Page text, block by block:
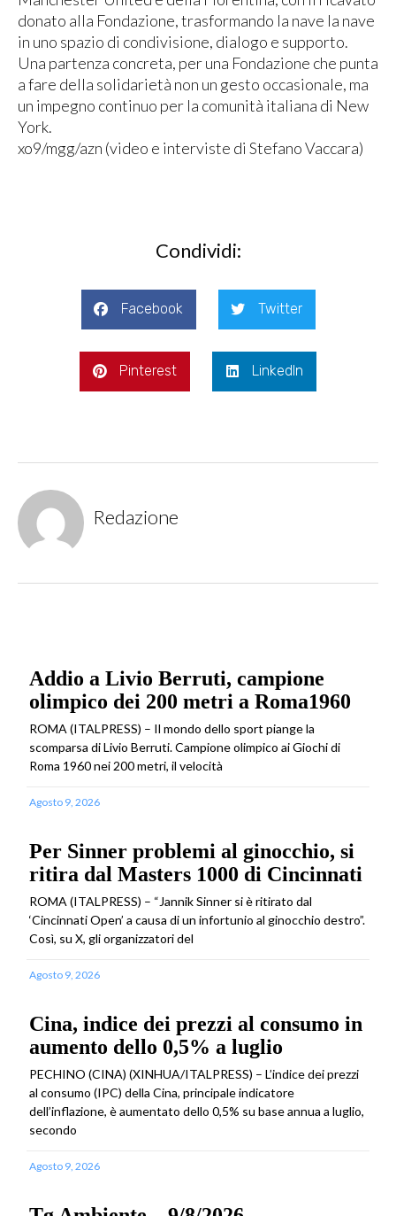
donato alla Fondazione, trasformando la nave la nave
in uno spazio di condivisione, dialogo e supporto.
Una partenza concreta, per una Fondazione che punta
a fare della solidarietà non un gesto occasionale, ma
un impegno continuo per la comunità italiana di New
York.
xo9/mgg/azn (video e interviste di Stefano Vaccara)
Condividi:
Facebook Twitter
Pinterest LinkedIn
Redazione
Addio a Livio Berruti, campione
olimpico dei 200 metri a Roma1960
ROMA (ITALPRESS) – Il mondo dello sport piange la
scomparsa di Livio Berruti. Campione olimpico ai Giochi di
Roma 1960 nei 200 metri, il velocità
Agosto 9, 2026
Per Sinner problemi al ginocchio, si
ritira dal Masters 1000 di Cincinnati
ROMA (ITALPRESS) – “Jannik Sinner si è ritirato dal
‘Cincinnati Open’ a causa di un infortunio al ginocchio destro”.
Così, su X, gli organizzatori del
Agosto 9, 2026
Cina, indice dei prezzi al consumo in
aumento dello 0,5% a luglio
PECHINO (CINA) (XINHUA/ITALPRESS) – L’indice dei prezzi
al consumo (IPC) della Cina, principale indicatore
dell’inflazione, è aumentato dello 0,5% su base annua a luglio,
secondo
Agosto 9, 2026